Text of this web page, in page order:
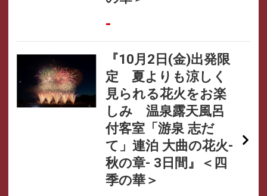
-
『10月2日(金)出発限
定 夏よりも涼しく
見られる花火をお楽
しみ 温泉露天風呂
付客室「游泉 志だ
て」連泊 大曲の花火-
秋の章- 3日間』＜四
季の華＞